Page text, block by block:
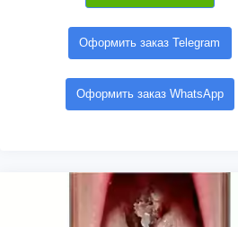
Оформить заказ Telegram
Оформить заказ WhatsApp